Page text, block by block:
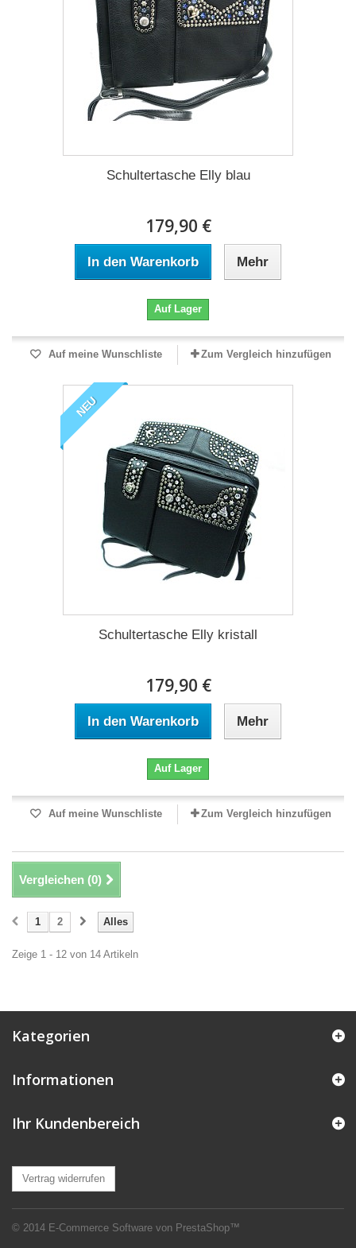
Schultertasche Elly blau
179,90 €
In den Warenkorb Mehr
Auf Lager
Auf meine Wunschliste Zum Vergleich hinzufügen
NEU
Schultertasche Elly kristall
179,90 €
In den Warenkorb Mehr
Auf Lager
Auf meine Wunschliste Zum Vergleich hinzufügen
Vergleichen (0)
Alles
1 2
Zeige 1 - 12 von 14 Artikeln
Kategorien
Informationen
© 2014 E-Commerce Software von PrestaShop™
Ihr Kundenbereich
Vertrag widerrufen